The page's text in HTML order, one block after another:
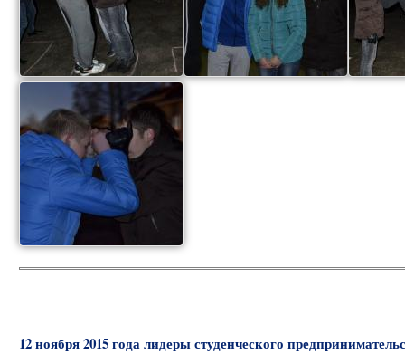
12 ноября 2015 года лидеры студенческого